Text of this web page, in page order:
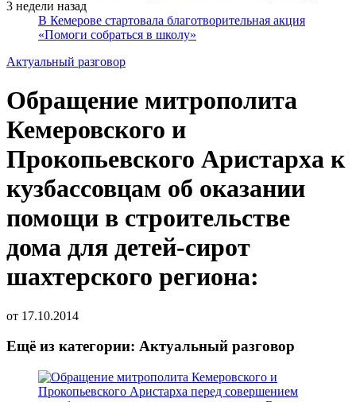
3 недели назад
В Кемерове стартовала благотворительная акция
«Помоги собраться в школу»
Актуальный разговор
Обращение митрополита
Кемеровского и
Прокопьевского Аристарха к
кузбассовцам об оказании
помощи в строительстве
дома для детей-сирот
шахтерского региона:
от 17.10.2014
Ещё из категории: Актуальный разговор